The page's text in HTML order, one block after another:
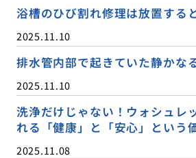
浴槽のひび割れ修理は放置する
2025.11.10
排水管内部で起きていた静かな
2025.11.10
洗浄だけじゃない！ウォシュレ
れる「健康」と「安心」という
2025.11.08